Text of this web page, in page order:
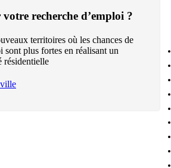
recherche d’emploi ?
territoires où les chances de
sont plus fortes en réalisant un
résidentielle